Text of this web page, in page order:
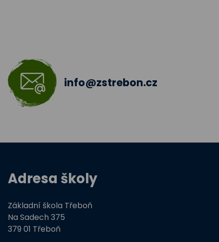
Šablony II.
Šablony 2016
Celé Česko čte dětem
Moderní technologie ve výuce
ZŠ Třeboň, Na Sadech jede do E
Tvořivá dílna žáků ZŠ Třeboň
info@zstrebon.cz
Adresa školy
Základní škola Třeboň
Na Sadech 375
379 01 Třeboň